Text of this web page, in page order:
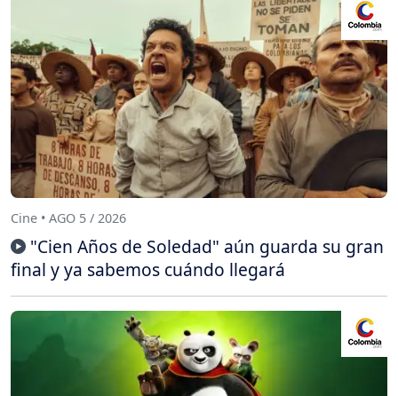
Cine • AGO 5 / 2026
"Cien Años de Soledad" aún guarda su gran
final y ya sabemos cuándo llegará